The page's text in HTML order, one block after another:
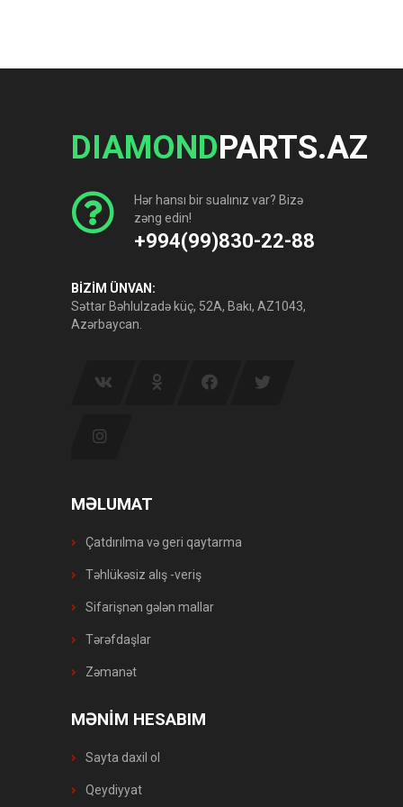
DIAMONDPARTS.AZ
Hər hansı bir sualınız var? Bizə
zəng edin!
+994(99)830-22-88
BİZİM ÜNVAN:
Səttar Bəhlulzadə küç, 52A, Bakı, AZ1043,
Azərbaycan.
MƏLUMAT
Çatdırılma və geri qaytarma
Təhlükəsiz alış -veriş
Sifarişnən gələn mallar
Tərəfdaşlar
Zəmanət
MƏNİM HESABIM
Sayta daxil ol
Qeydiyyat